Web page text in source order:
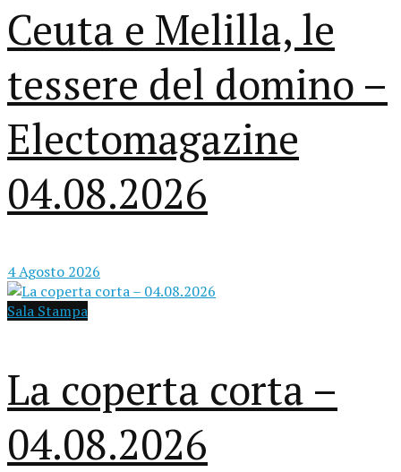
Ceuta e Melilla, le
tessere del domino –
Electomagazine
04.08.2026
4 Agosto 2026
Sala Stampa
La coperta corta –
04.08.2026